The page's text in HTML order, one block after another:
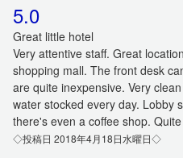
5.0
Great little hotel
Very attentive staff. Great
shopping mall. The front desk
are quite inexpensive. Very
water stocked every day. Lobby
there's even a coffee shop.
◇投稿日 2018年4月18日水曜日◇